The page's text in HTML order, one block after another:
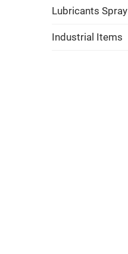
Lubricants Spray
Industrial Items